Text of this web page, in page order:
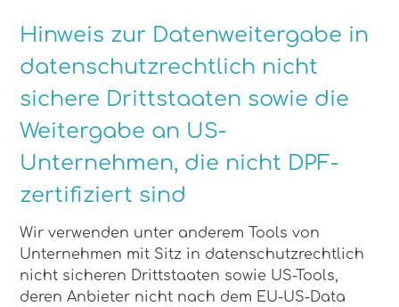
Hinweis zur Datenweitergabe in
datenschutzrechtlich nicht
sichere Drittstaaten sowie die
Weitergabe an US-
Unternehmen, die nicht DPF-
zertifiziert sind
Wir verwenden unter anderem Tools von
Unternehmen mit Sitz in datenschutzrechtlich
nicht sicheren Drittstaaten sowie US-Tools,
deren Anbieter nicht nach dem EU-US-Data